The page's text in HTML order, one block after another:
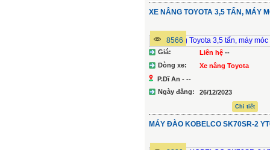
Chi tiết
XE NÂNG TOYOTA 3,5 TẤN, MÁY
8566
Giá: Liên hệ --
Dòng xe:
Xe nâng Toyota
P.Dĩ An - --
Ngày đăng:
26/12/2023
Chi tiết
MÁY ĐÀO KOBELCO SK70SR-2